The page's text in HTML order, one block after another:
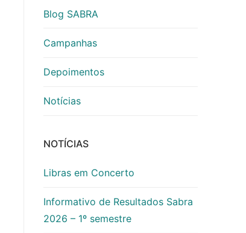
Blog SABRA
Campanhas
Depoimentos
Notícias
NOTÍCIAS
Libras em Concerto
Informativo de Resultados Sabra
2026 – 1º semestre